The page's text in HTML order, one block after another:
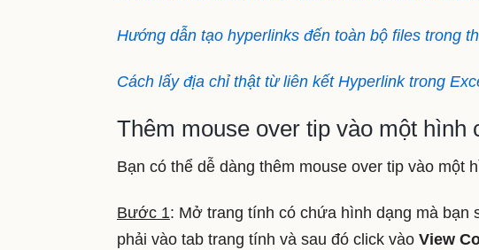
Hướng dẫn tạo hyperlinks đến toàn bộ files trong
Cách lấy địa chỉ thật từ liên kết Hyperlink trong
Thêm mouse over tip vào một hình
Bạn có thể dễ dàng thêm mouse over tip vào một
Bước 1: Mở trang tính có chứa hình dạng mà bạn
phải vào tab trang tính và sau đó click vào View